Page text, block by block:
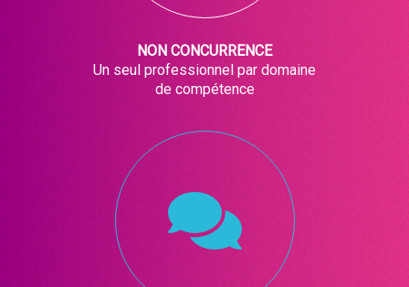
NON CONCURRENCE
Un seul professionnel par domaine
de compétence